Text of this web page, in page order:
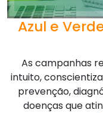
Azul e
As campanhas
intuito,
prevenção,
doenças que